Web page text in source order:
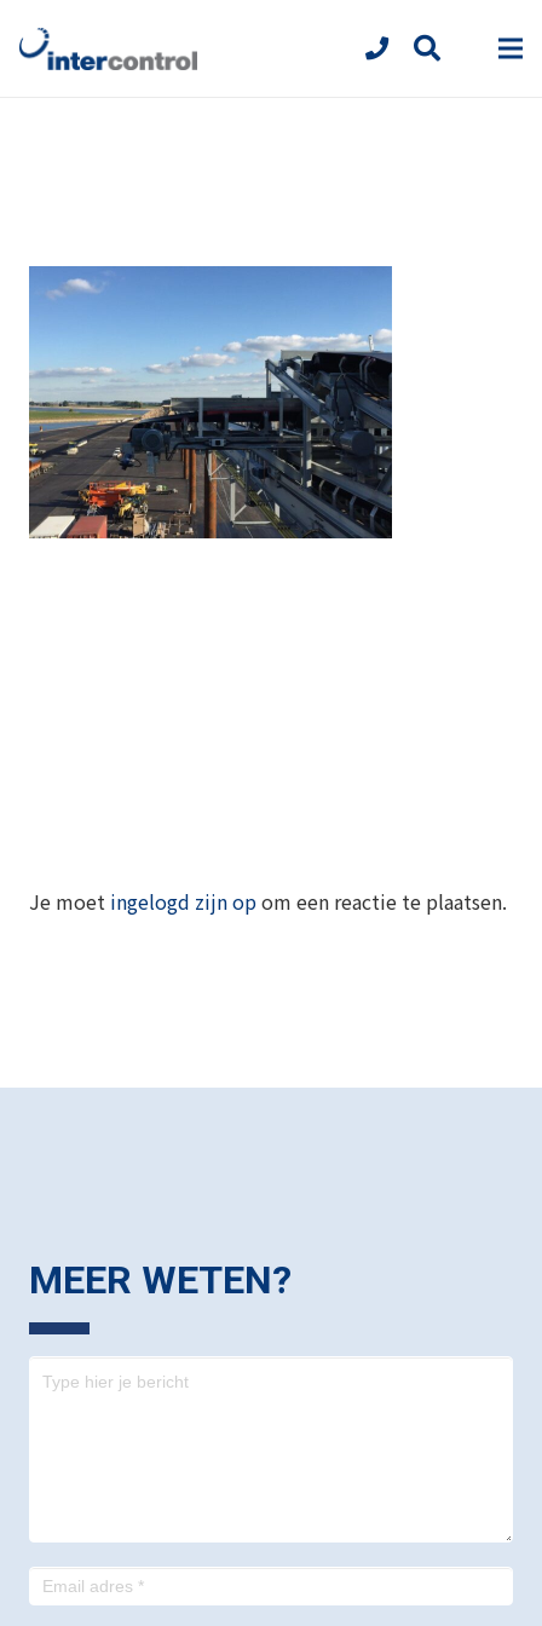
Je moet ingelogd zijn opom een reactie te plaatsen.
MEER WETEN?
Contact